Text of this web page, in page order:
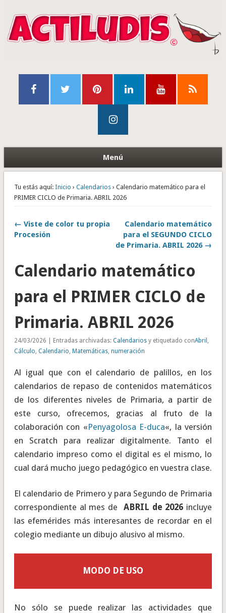
Menú
Tu estás aquí: Inicio › Calendarios› Calendario matemático para el
PRIMER CICLO de Primaria. ABRIL 2026
← Viste de color tu propia
Procesión
Calendario matemático
para el SEGUNDO CICLO
de Primaria. ABRIL 2026 →
Calendario matemático
para el PRIMER CICLO de
Primaria. ABRIL 2026
24/03/2026 | Entradas archivadas: Calendariosy etiquetado conAbril ,
Cálculo, Calendario, Matemáticas, numeración
Al igual que con el calendario de palillos, en los
calendarios de repaso de contenidos matemáticos
de los diferentes niveles de Primaria, a partir de
este curso, ofrecemos, gracias al fruto de la
colaboración con «Penyagolosa E-duca«, la versión
en Scratch para realizar digitalmente. Tanto el
calendario impreso como el digital es el mismo, lo
cual dará mucho juego pedagógico en vuestra clase.
El calendario de Primero y para Segundo de Primaria
correspondiente al mes de ABRIL de 2026 incluye
las efemérides más interesantes de recordar en el
colegio mediante un dibujo alusivo al mismo.
MODO DE USO
No sólo se puede realizar las actividades que